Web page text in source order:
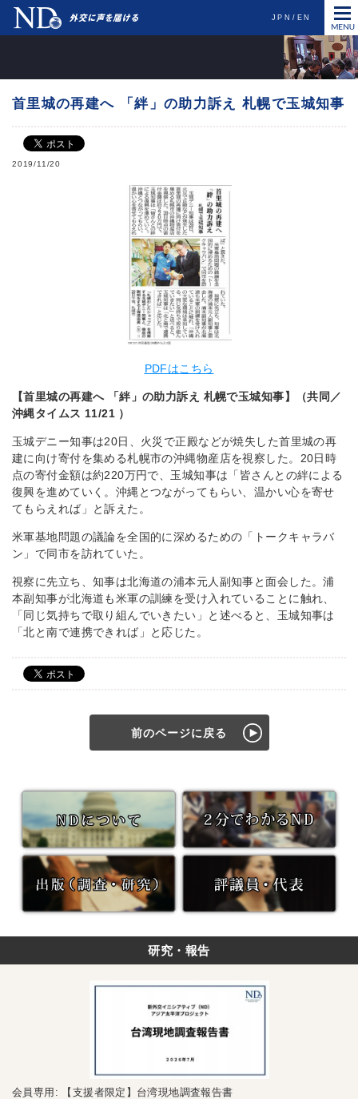
JPN EN
首里城の再建へ 「絆」の助力訴え 札幌で玉城知事
2019/11/20
PDFはこちら
【首里城の再建へ 「絆」の助力訴え 札幌で玉城知事】（共同／
沖縄タイムス 11/21 ）
玉城デニー知事は20日、火災で正殿などが焼失した首里城の再
建に向け寄付を集める札幌市の沖縄物産店を視察した。20日時
点の寄付金額は約220万円で、玉城知事は「皆さんとの絆による
復興を進めていく。沖縄とつながってもらい、温かい心を寄せ
てもらえれば」と訴えた。
米軍基地問題の議論を全国的に深めるための「トークキャラバ
ン」で同市を訪れていた。
視察に先立ち、知事は北海道の浦本元人副知事と面会した。浦
本副知事が北海道も米軍の訓練を受け入れていることに触れ、
「同じ気持ちで取り組んでいきたい」と述べると、玉城知事は
「北と南で連携できれば」と応じた。
前のページに戻る
研究・報告
会員専用: 【支援者限定】台湾現地調査報告書